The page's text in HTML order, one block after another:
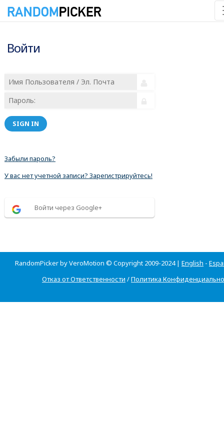
Войти
SIGN IN
Забыли пароль?
У вас нет учетной записи? Зарегистрируйтесь!
Войти через Google+
RandomPicker by VeroMotion © Copyright 2009-2024 | English -
Отказ от Ответственности /Политика